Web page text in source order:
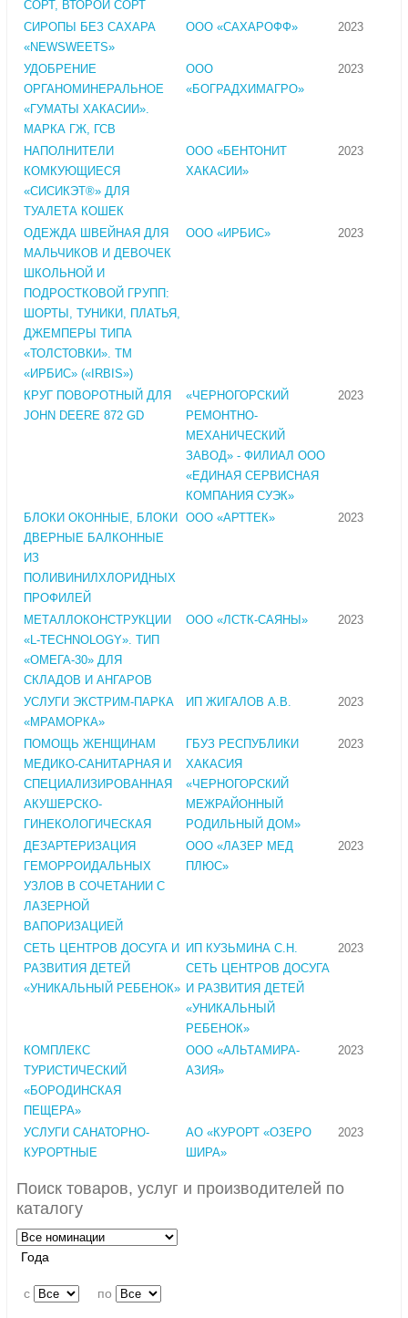
СОРТ, ВТОРОЙ СОРТ
СИРОПЫ БЕЗ САХАРА
«NEWSWEETS»
ООО «САХАРОФФ» 2023
УДОБРЕНИЕ
ОРГАНОМИНЕРАЛЬНОЕ
«ГУМАТЫ ХАКАСИИ».
МАРКА ГЖ, ГСВ
ООО
«БОГРАДХИМАГРО»
2023
НАПОЛНИТЕЛИ
КОМКУЮЩИЕСЯ
«СИСИКЭТ®» ДЛЯ
ТУАЛЕТА КОШЕК
ООО «БЕНТОНИТ
ХАКАСИИ»
2023
ОДЕЖДА ШВЕЙНАЯ ДЛЯ
МАЛЬЧИКОВ И ДЕВОЧЕК
ШКОЛЬНОЙ И
ПОДРОСТКОВОЙ ГРУПП:
ШОРТЫ, ТУНИКИ, ПЛАТЬЯ,
ДЖЕМПЕРЫ ТИПА
«ТОЛСТОВКИ». ТМ
«ИРБИС» («IRBIS»)
ООО «ИРБИС» 2023
КРУГ ПОВОРОТНЫЙ ДЛЯ
JOHN DEERE 872 GD
«ЧЕРНОГОРСКИЙ
РЕМОНТНО-
МЕХАНИЧЕСКИЙ
ЗАВОД» - ФИЛИАЛ ООО
«ЕДИНАЯ СЕРВИСНАЯ
КОМПАНИЯ СУЭК»
2023
БЛОКИ ОКОННЫЕ, БЛОКИ
ДВЕРНЫЕ БАЛКОННЫЕ
ИЗ
ПОЛИВИНИЛХЛОРИДНЫХ
ПРОФИЛЕЙ
ООО «АРТТЕК» 2023
МЕТАЛЛОКОНСТРУКЦИИ
«L-TECHNOLOGY». ТИП
«ОМЕГА-30» ДЛЯ
СКЛАДОВ И АНГАРОВ
ООО «ЛСТК-САЯНЫ» 2023
УСЛУГИ ЭКСТРИМ-ПАРКА
«МРАМОРКА»
ИП ЖИГАЛОВ А.В. 2023
ПОМОЩЬ ЖЕНЩИНАМ
МЕДИКО-САНИТАРНАЯ И
СПЕЦИАЛИЗИРОВАННАЯ
АКУШЕРСКО-
ГИНЕКОЛОГИЧЕСКАЯ
ГБУЗ РЕСПУБЛИКИ
ХАКАСИЯ
«ЧЕРНОГОРСКИЙ
МЕЖРАЙОННЫЙ
РОДИЛЬНЫЙ ДОМ»
2023
ДЕЗАРТЕРИЗАЦИЯ
ГЕМОРРОИДАЛЬНЫХ
УЗЛОВ В СОЧЕТАНИИ С
ЛАЗЕРНОЙ
ВАПОРИЗАЦИЕЙ
ООО «ЛАЗЕР МЕД
ПЛЮС»
2023
СЕТЬ ЦЕНТРОВ ДОСУГА И
РАЗВИТИЯ ДЕТЕЙ
«УНИКАЛЬНЫЙ РЕБЕНОК»
ИП КУЗЬМИНА С.Н.
СЕТЬ ЦЕНТРОВ ДОСУГА
И РАЗВИТИЯ ДЕТЕЙ
«УНИКАЛЬНЫЙ
РЕБЕНОК»
2023
КОМПЛЕКС
ТУРИСТИЧЕСКИЙ
«БОРОДИНСКАЯ
ПЕЩЕРА»
ООО «АЛЬТАМИРА-
АЗИЯ»
2023
УСЛУГИ САНАТОРНО-
КУРОРТНЫЕ
АО «КУРОРТ «ОЗЕРО
ШИРА»
2023
Поиск товаров, услуг и производителей по
каталогу
Года
c по